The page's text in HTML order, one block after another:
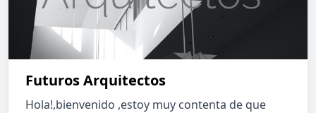
Futuros Arquitectos
Hola!,bienvenido ,estoy muy contenta de que